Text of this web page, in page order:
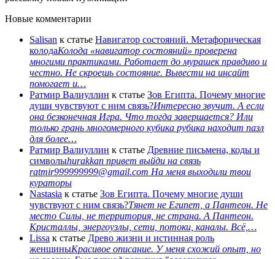
Новые комментарии
Salisan к статье Навигатор состояний. Метафорическая
колодаКолода «навигатор состояний» проверена
многими практиками. Работает до мурашек правдиво и
честно. Не скроешь состояние. Вывести на инсайт
помогает и…
Ратмир Валиуллин к статье Зов Египта. Почему многие
души чувствуют с ним связь?Интересно звучит. А если
она безконечная Игра. Что тогда завершается? Или
только грань многомерного кубика рубика находит пазл
для более…
Ратмир Валиуллин к статье Древние письмена, коды и
символыhurakkan привет выйди на связь
ratmir999999999@gmail.com На меня выходили твои
кураторы
Nastasia к статье Зов Египта. Почему многие души
чувствуют с ним связь?Тянет не Египет, а Пантеон. Не
место Силы, не территория, не страна. А Пантеон.
Кристаллы, энергоузлы, сети, потоки, каналы. Всё,…
Lissa к статье Древо жизни и истинная роль
женщиныКрасивое описание. У меня схожий опыт, но